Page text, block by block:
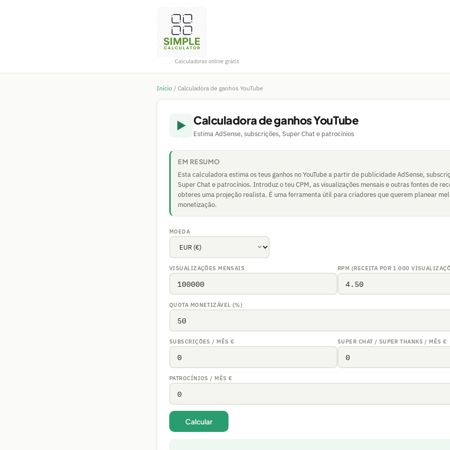
Calculadoras online grátis
Início / Calculadora de ganhos YouTube
▶️ Calculadora de ganhos YouTube
Estima AdSense, subscrições, Super Chat e patrocínios
EM RESUMO
Esta calculadora estima os teus ganhos no YouTube a partir de publicidade AdSense,
Super Chat e patrocínios. Introduz o teu CPM, as visualizações mensais e outras fontes de
obteres uma projeção realista. É uma ferramenta útil para criadores que querem planear
monetização.
MOEDA
VISUALIZAÇÕES MENSAIS RPM (RECEITA POR 1.000
QUOTA MONETIZÁVEL (%)
SUBSCRIÇÕES / MÊS € SUPER CHAT / SUPER THANKS / MÊS€
PATROCÍNIOS / MÊS €
Calcular